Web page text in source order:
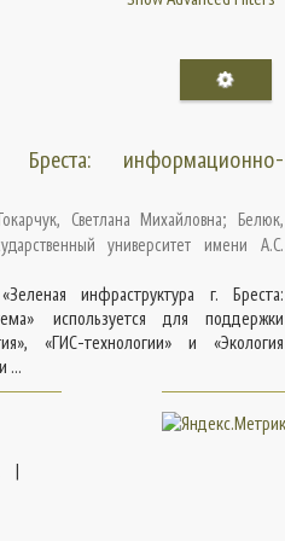
Бреста: информационно-
Светлана Михайловна; Белюк,
университет имени А.С.
инфраструктура г. Бреста:
используется для поддержки
«ГИС-технологии» и «Экология
...
|